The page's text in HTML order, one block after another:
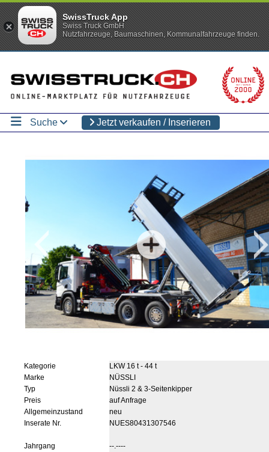
Suche Jetzt verkaufen / Inserieren
Kategorie
LKW 16 t - 44 t
Marke
NÜSSLI
Typ
Nüssli 2 & 3-Seitenkipper
Preis
auf Anfrage
Allgemeinzustand
neu
Inserate Nr.
NUES80431307546
Jahrgang
--.----
SwissTruck App
Swiss Truck GmbH
Nutzfahrzeuge, Baumaschinen, Kommunalfahrzeuge finden.